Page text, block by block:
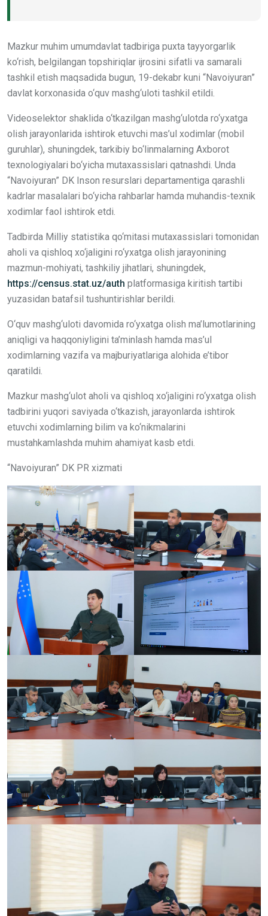
Mazkur muhim umumdavlat tadbiriga puxta tayyorgarlik
ko‘rish, belgilangan topshiriqlar ijrosini sifatli va samarali
tashkil etish maqsadida bugun, 19-dekabr kuni “Navoiyuran”
davlat korxonasida o‘quv mashg‘uloti tashkil etildi.
Videoselektor shaklida o‘tkazilgan mashg‘ulotda ro‘yxatga
olish jarayonlarida ishtirok etuvchi mas’ul xodimlar (mobil
guruhlar), shuningdek, tarkibiy bo‘linmalarning Axborot
tеxnologiyalari bo‘yicha mutaxassislari qatnashdi. Unda
“Navoiyuran” DK Inson resurslari departamentiga qarashli
kadrlar masalalari bo‘yicha rahbarlar hamda muhandis-texnik
xodimlar faol ishtirok etdi.
Tadbirda Milliy statistika qo‘mitasi mutaxassislari tomonidan
aholi va qishloq xo‘jaligini ro‘yxatga olish jarayonining
mazmun-mohiyati, tashkiliy jihatlari, shuningdek,
https://census.stat.uz/auth platformasiga kiritish tartibi
yuzasidan batafsil tushuntirishlar berildi.
O‘quv mashg‘uloti davomida ro‘yxatga olish ma’lumotlarining
aniqligi va haqqoniyligini ta’minlash hamda mas’ul
xodimlarning vazifa va majburiyatlariga alohida e’tibor
qaratildi.
Mazkur mashg‘ulot aholi va qishloq xo‘jaligini ro‘yxatga olish
tadbirini yuqori saviyada o‘tkazish, jarayonlarda ishtirok
etuvchi xodimlarning bilim va ko‘nikmalarini
mustahkamlashda muhim ahamiyat kasb etdi.
“Navoiyuran” DK PR xizmati